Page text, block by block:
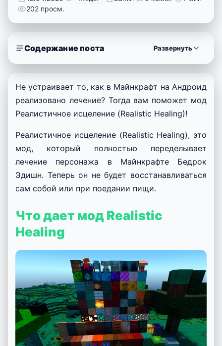
202 просм.
Содержание поста Развернуть
Не устраивает то, как в Майнкрафт на Андроид
реализовано лечение? Тогда вам поможет мод
Реалистичное исцеление (Realistic Healing)!
Реалистичное исцеление (Realistic Healing), это
мод, который полностью переделывает
лечение персонажа в Майнкрафте Бедрок
Эдишн. Теперь он не будет восстанавливаться
сам собой или при поедании пищи.
Что дает мод Realistic
Healing